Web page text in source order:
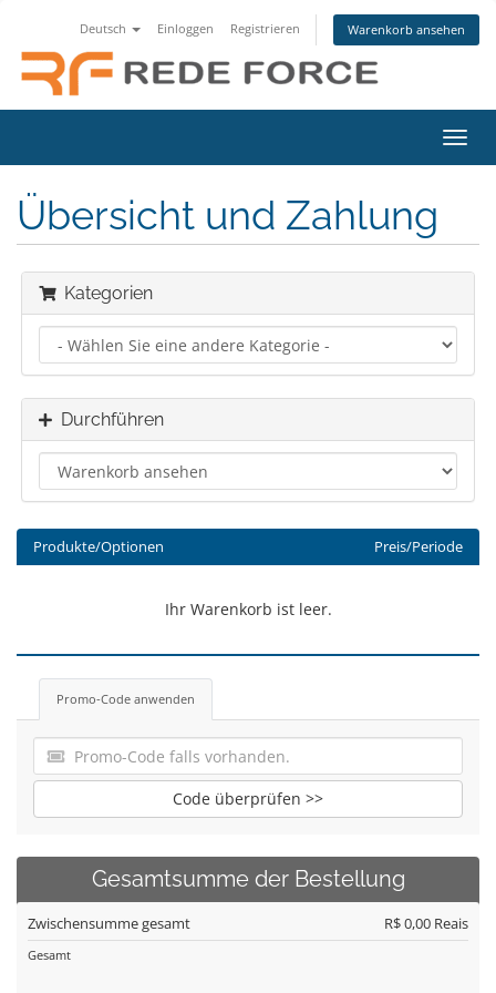
Deutsch Einloggen Registrieren Warenkorb ansehen
ein-/
Übersicht und Zahlung
Kategorien
Durchführen
Produkte/Optionen Preis/Periode
Ihr Warenkorb ist leer.
Promo-Code anwenden
Code überprüfen >>
Gesamtsumme der Bestellung
Zwischensumme gesamt R$ 0,00 Reais
Gesamt